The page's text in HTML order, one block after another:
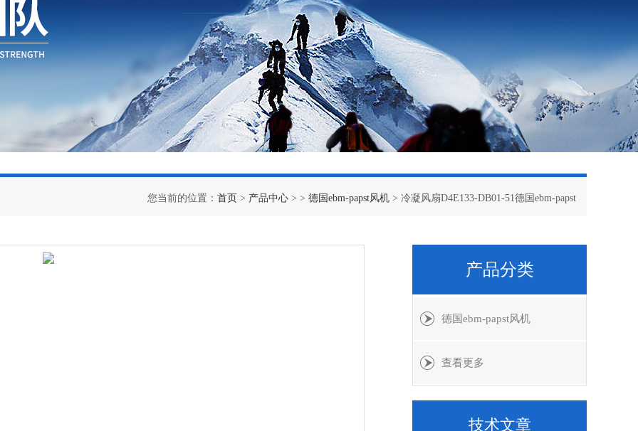
您当前的位置： 首页 > 产品中心 > > 德国ebm-papst风机 > 冷凝风扇D4E133-DB01-51德国ebm-papst
产品分类
德国ebm-papst风机
查看更多
技术文章